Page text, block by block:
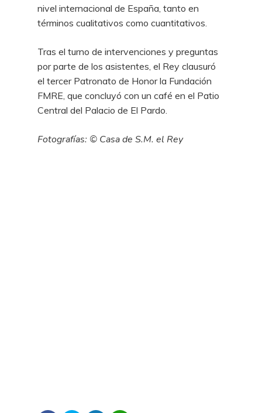
nivel internacional de España, tanto en
términos cualitativos como cuantitativos.
Tras el turno de intervenciones y preguntas
por parte de los asistentes, el Rey clausuró
el tercer Patronato de Honor la Fundación
FMRE, que concluyó con un café en el Patio
Central del Palacio de El Pardo.
Fotografías: © Casa de S.M. el Rey